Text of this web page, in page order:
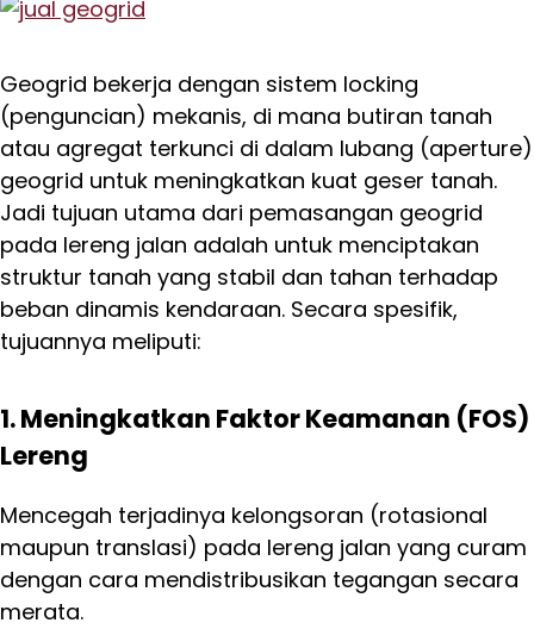
Geogrid bekerja dengan sistem locking
(penguncian) mekanis, di mana butiran tanah
atau agregat terkunci di dalam lubang (aperture)
geogrid untuk meningkatkan kuat geser tanah.
Jadi tujuan utama dari pemasangan geogrid
pada lereng jalan adalah untuk menciptakan
struktur tanah yang stabil dan tahan terhadap
beban dinamis kendaraan. Secara spesifik,
tujuannya meliputi:
1. Meningkatkan Faktor Keamanan (FOS)
Lereng
Mencegah terjadinya kelongsoran (rotasional
maupun translasi) pada lereng jalan yang curam
dengan cara mendistribusikan tegangan secara
merata.